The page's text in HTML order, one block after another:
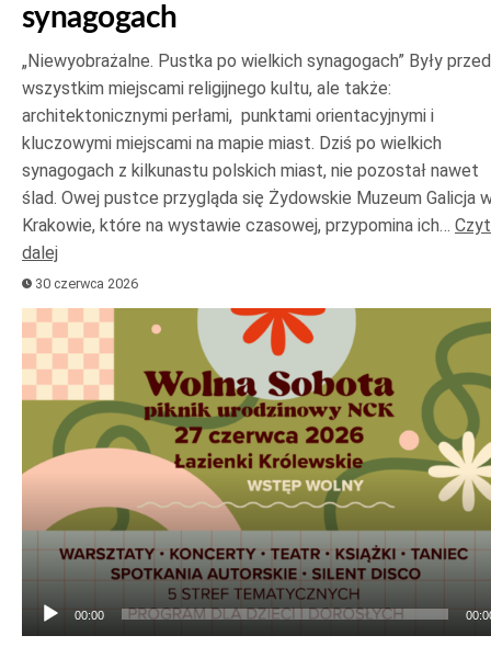
synagogach
„Niewyobrażalne. Pustka po wielkich synagogach” Były
wszystkim miejscami religijnego kultu, ale także:
architektonicznymi perłami, punktami orientacyjnymi i
kluczowymi miejscami na mapie miast. Dziś po wielkich
synagogach z kilkunastu polskich miast, nie pozostał nawet
ślad. Owej pustce przygląda się Żydowskie Muzeum Galicja
Krakowie, które na wystawie czasowej, przypomina ich…
dalej
30 czerwca 2026
Odtwarzacz
plików
dźwiękowych
00:00